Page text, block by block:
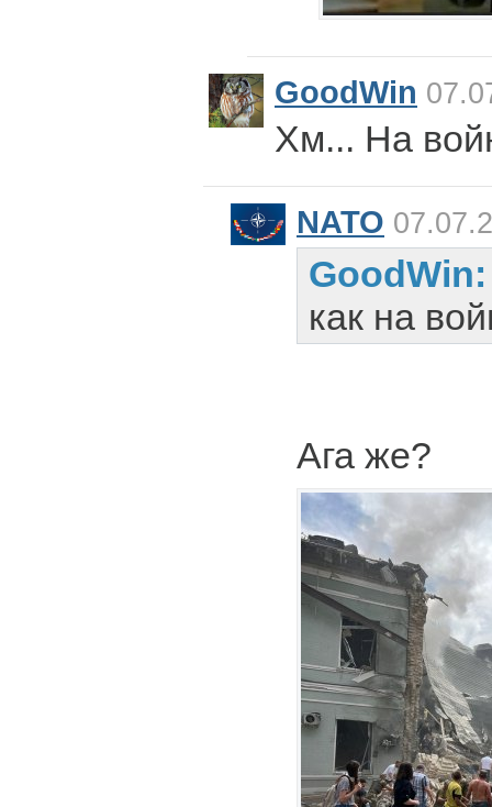
GoodWin
Хм... На
NATO
как на
Ага же?